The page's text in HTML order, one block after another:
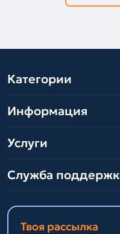
Категории
Информация
Услуги
Служба
Твоя рассылка